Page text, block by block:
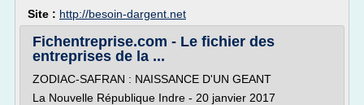
Site : http://besoin-dargent.net
Fichentreprise.com - Le fichier des
entreprises de la ...
ZODIAC-SAFRAN : NAISSANCE D'UN GEANT
La Nouvelle République Indre - 20 janvier 2017